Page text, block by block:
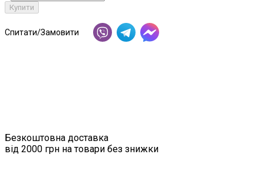
Купити
Спитати/Замовити
Безкоштовна доставка
від 2000 грн на товари без знижки